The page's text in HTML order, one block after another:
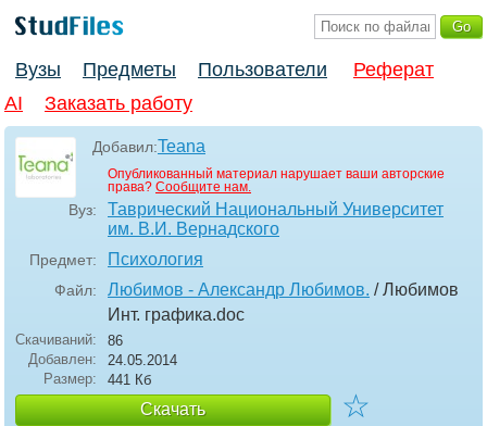
Вузы Предметы Пользователи
Реферат
AI
Заказать работу
Добавил:Teana
Опубликованный материал нарушает ваши авторские
права? Сообщите нам.
Вуз:
Таврический Национальный Университет
им. В.И. Вернадского
Предмет: Психология
Файл: Любимов - Александр Любимов. / Любимов
Инт. графика.doc
Скачиваний:
86
Добавлен:
24.05.2014
Размер:
441 Кб
Скачать ☆